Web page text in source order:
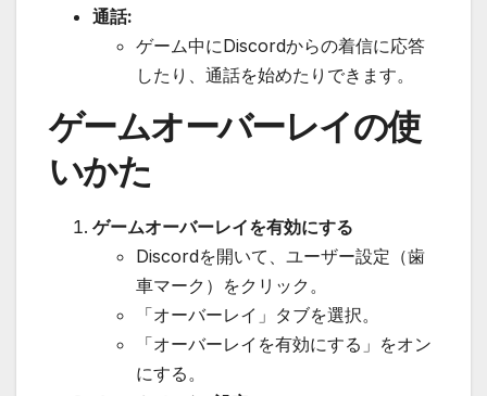
通話:
ゲーム中にDiscordからの着信に応答
したり、通話を始めたりできます。
ゲームオーバーレイの使
いかた
ゲームオーバーレイを有効にする
Discordを開いて、ユーザー設定（歯
車マーク）をクリック。
「オーバーレイ」タブを選択。
「オーバーレイを有効にする」をオン
にする。